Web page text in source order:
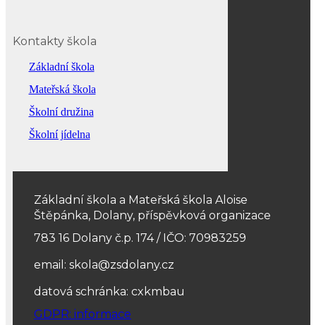
Kontakty škola
Základní škola
Mateřská škola
Školní družina
Školní jídelna
Základní škola a Mateřská škola Aloise
Štěpánka, Dolany, příspěvková organizace
783 16 Dolany č.p. 174 / IČO: 70983259
email: skola@zsdolany.cz
datová schránka: cxkmbau
GDPR: informace